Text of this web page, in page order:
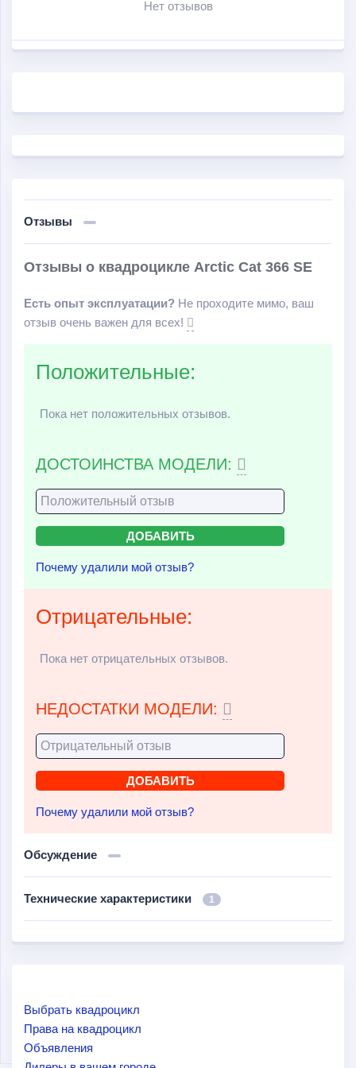
рыбалку. Удобная независимая передняя подвеска,
дизайн - всё это прекрасно сочетается в квадроцикле
Нет отзывов
Отзывы
Отзывы о квадроцикле Arctic Cat 366 SE
Есть опыт эксплуатации? Не проходите мимо, ваш
отзыв очень важен для всех!
Положительные:
Пока нет положительных отзывов.
ДОСТОИНСТВА МОДЕЛИ:
Почему удалили мой отзыв?
Отрицательные:
Пока нет отрицательных отзывов.
НЕДОСТАТКИ МОДЕЛИ:
Почему удалили мой отзыв?
Обсуждение
Технические характеристики 1
Выбрать квадроцикл
Права на квадроцикл
Объявления